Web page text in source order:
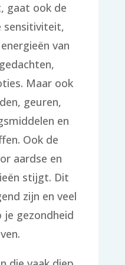
gaat ook de
sensitiviteit,
van
Maar ook
geuren,
en
Ook de
aardse en
stijgt. Dit
zijn en veel
gezondheid